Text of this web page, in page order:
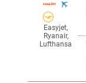
Easyjet,
Ryanair,
Lufthansa